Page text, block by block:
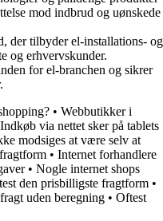
mod indbrud og uønskede
der tilbyder el-installations- og
og erhvervskunder.
for el-branchen og sikrer
• Webbutikker i
Indkøb via nettet sker på tablets
modsiges at være selv at
• Internet forhandlere
• Nogle internet shops
den prisbilligste fragtform •
uden beregning • Oftest